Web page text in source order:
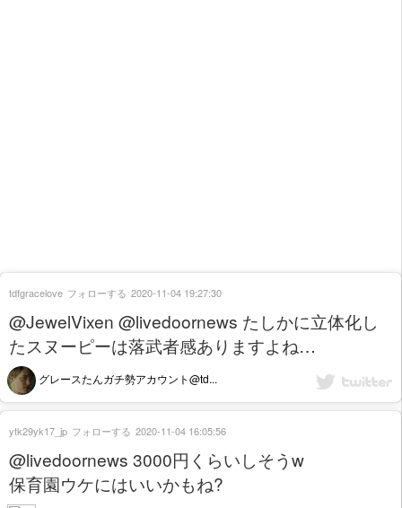
@JewelVixen @livedoornews たしかに立体化し
たスヌーピーは落武者感ありますよね…
グレースたんガチ勢アカウント@td...
tdfgracelove フォローする 2020-11-04 19:27:30
@livedoornews 3000円くらいしそうw
保育園ウケにはいいかもね?
ytk29yk17_jp フォローする 2020-11-04 16:05:56